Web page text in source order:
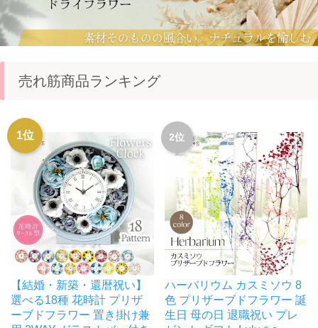
売れ筋商品ランキング
1位
【結婚・新築・還暦祝い】
選べる18種 花時計 プリザ
ーブドフラワー 置き掛け兼
2位
ハーバリウム カスミソウ 8
色 プリザーブドフラワー 誕
生日 母の日 退職祝い プレ